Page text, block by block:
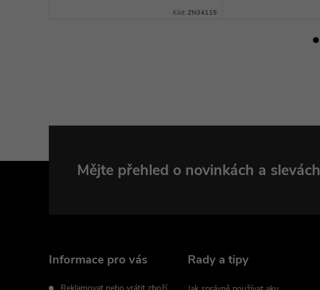
Kód: ZN34115
Mějte přehled o novinkách a slevách
Informace pro vás Rady a tipy